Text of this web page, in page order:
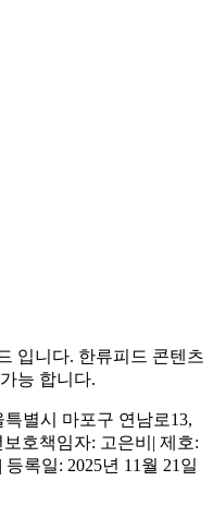
입니다. 한류피드 콘텐츠
능 합니다.
별시 마포구 연남로13,
보호책임자: 고은비| 제호:
록일: 2025년 11월 21일